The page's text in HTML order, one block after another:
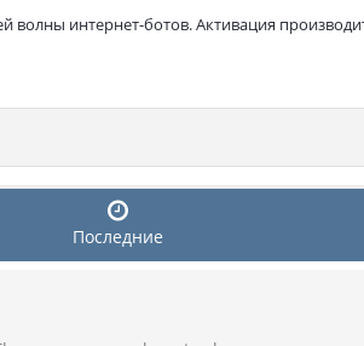
интернет-ботов. Активация
Последние